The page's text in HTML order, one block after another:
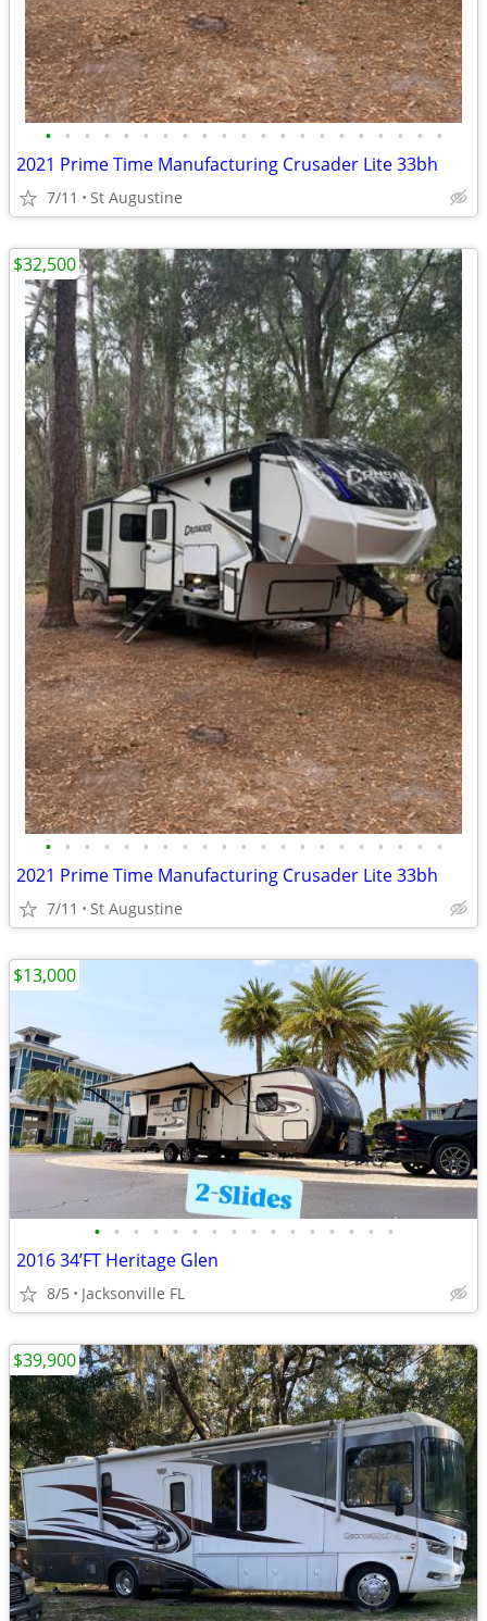
• • • • • • • • • • • • • • • • • • • • •
2021 Prime Time Manufacturing Crusader Lite 33bh
7/11 St Augustine
• • • • • • • • • • • • • • • • • • • • •
2021 Prime Time Manufacturing Crusader Lite 33bh
7/11 St Augustine
$32,500
• • • • • • • • • • • • • • • •
2016 34’FT Heritage Glen
8/5 Jacksonville FL
$13,000
$39,900